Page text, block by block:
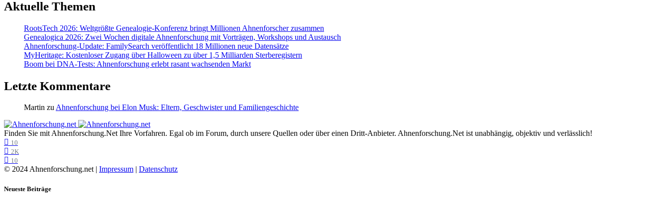
Aktuelle Themen
RootsTech 2026: Weltgrößte Genealogie-Konferenz bringt Millionen Ahnenforscher zusammen
Genealogica 2026: Zwei Wochen digitale Ahnenforschung mit Vorträgen, Workshops und Austausch
Ahnenforschung-Update: FamilySearch veröffentlicht 18 Millionen neue Datensätze
MyHeritage: Kostenloser Zugang über Halloween zu über 1,5 Milliarden Sterberegistern
Boom bei DNA-Tests: Ahnenforschung erlebt rasant wachsenden Markt
Letzte Kommentare
Martin zu Ahnenforschung bei Elon Musk: Eltern, Geschwister und Familiengeschichte
Finden Sie mit Ahnenforschung.Net Ihre Vorfahren. Egal ob im Forum, durch unsere Quellen oder über einen Dritt-Anbieter. Ahnenforschung.Net ist unabhängig, objektiv und verlässlich!
10
2K
10
© 2024 Ahnenforschung.net | Impressum | Datenschutz
Neueste Beiträge